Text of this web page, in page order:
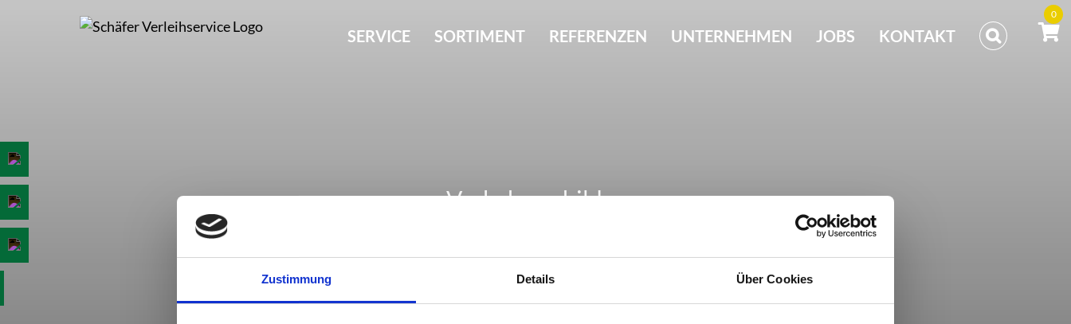
Zustimmung Details Über Cookies
SERVICE SORTIMENT REFERENZEN UNTERNEHMEN JOBS KONTAKT
Verkehrsschilder
0